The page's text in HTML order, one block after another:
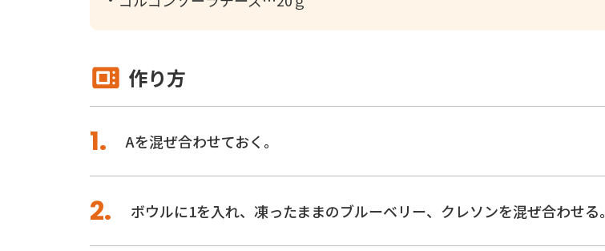
作り方
Aを混ぜ合わせておく。
ボウルに1を入れ、凍ったままのブルーベリー、クレソンを混ぜ合わせる。